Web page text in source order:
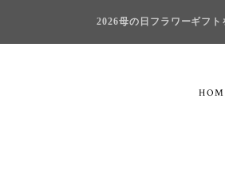
2026母の日フラワーギフト